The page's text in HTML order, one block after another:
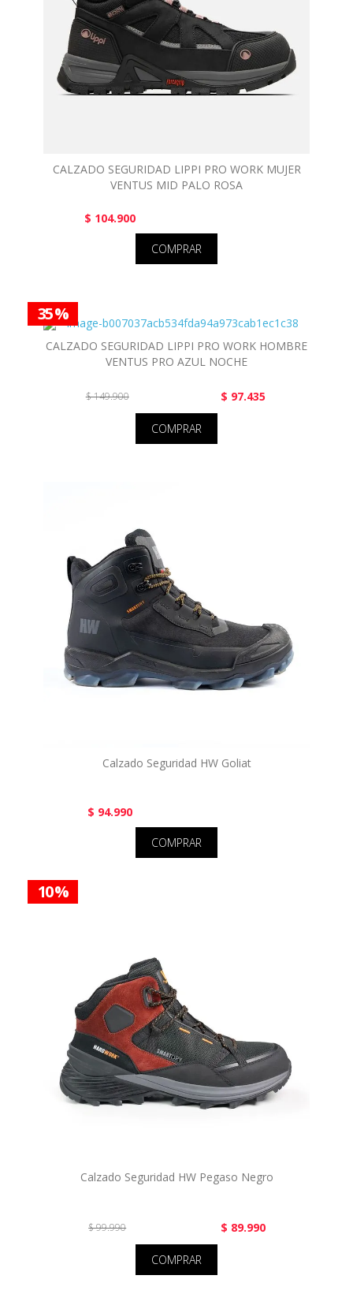
CALZADO SEGURIDAD LIPPI PRO WORK MUJER
VENTUS MID PALO ROSA
$ 104.900
COMPRAR
35 %
CALZADO SEGURIDAD LIPPI PRO WORK HOMBRE
VENTUS PRO AZUL NOCHE
$ 149.900 $ 97.435
COMPRAR
Calzado Seguridad HW Goliat
$ 94.990
COMPRAR
10 %
Calzado Seguridad HW Pegaso Negro
$ 99.990 $ 89.990
COMPRAR